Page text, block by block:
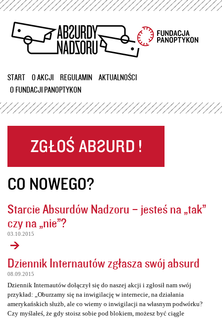
Przejdź
treści
START O AKCJI REGULAMIN
AKTUALNOŚCI
O FUNDACJI PANOPTYKON
CO NOWEGO?
Starcie Absurdów Nadzoru – jesteś na „tak”
czy na „nie”?
03.10.2015
Dziennik Internautów zgłasza swój absurd
08.09.2015
Dziennik Internautów dołączył się do naszej akcji i zgłosił nam swój
przykład: „Oburzamy się na inwigilację w internecie, na działania
amerykańskich służb, ale co wiemy o inwigilacji na własnym podwórku?
Czy myślałeś, że gdy stoisz sobie pod blokiem, możesz być ciągle